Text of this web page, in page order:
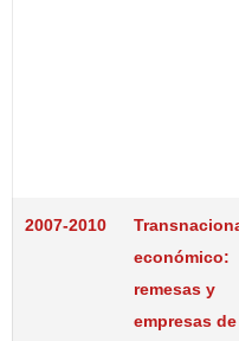
2007-2010
económico:
remesas y
empresas